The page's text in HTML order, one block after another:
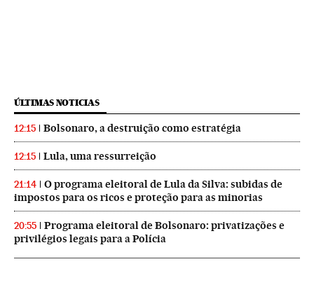
ÚLTIMAS NOTICIAS
12:15 Bolsonaro, a destruição como estratégia
12:15 Lula, uma ressurreição
21:14
O programa eleitoral de Lula da Silva: subidas de
impostos para os ricos e proteção para as minorias
20:55
Programa eleitoral de Bolsonaro: privatizações e
privilégios legais para a Polícia